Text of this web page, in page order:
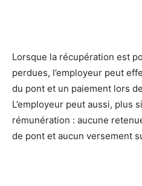
Lorsque la récupération est
perdues, l’employeur peut
du pont et un paiement lors
L’employeur peut aussi, plus
rémunération : aucune
de pont et aucun versement